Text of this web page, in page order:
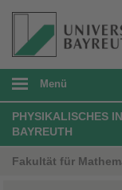
Menü
PHYSIKALISCHES
BAYREUTH
Fakultät für